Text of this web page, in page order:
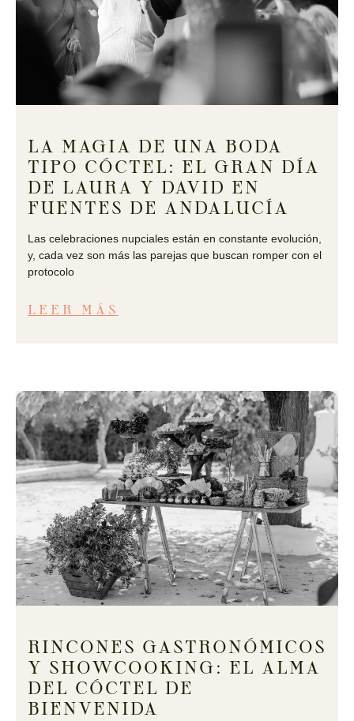
LA MAGIA DE UNA BODA
TIPO CÓCTEL: EL GRAN DÍA
DE LAURA Y DAVID EN
FUENTES DE ANDALUCÍA
Las celebraciones nupciales están en constante evolución,
y, cada vez son más las parejas que buscan romper con el
protocolo
LEER MÁS
RINCONES GASTRONÓMICOS
Y SHOWCOOKING: EL ALMA
DEL CÓCTEL DE
BIENVENIDA